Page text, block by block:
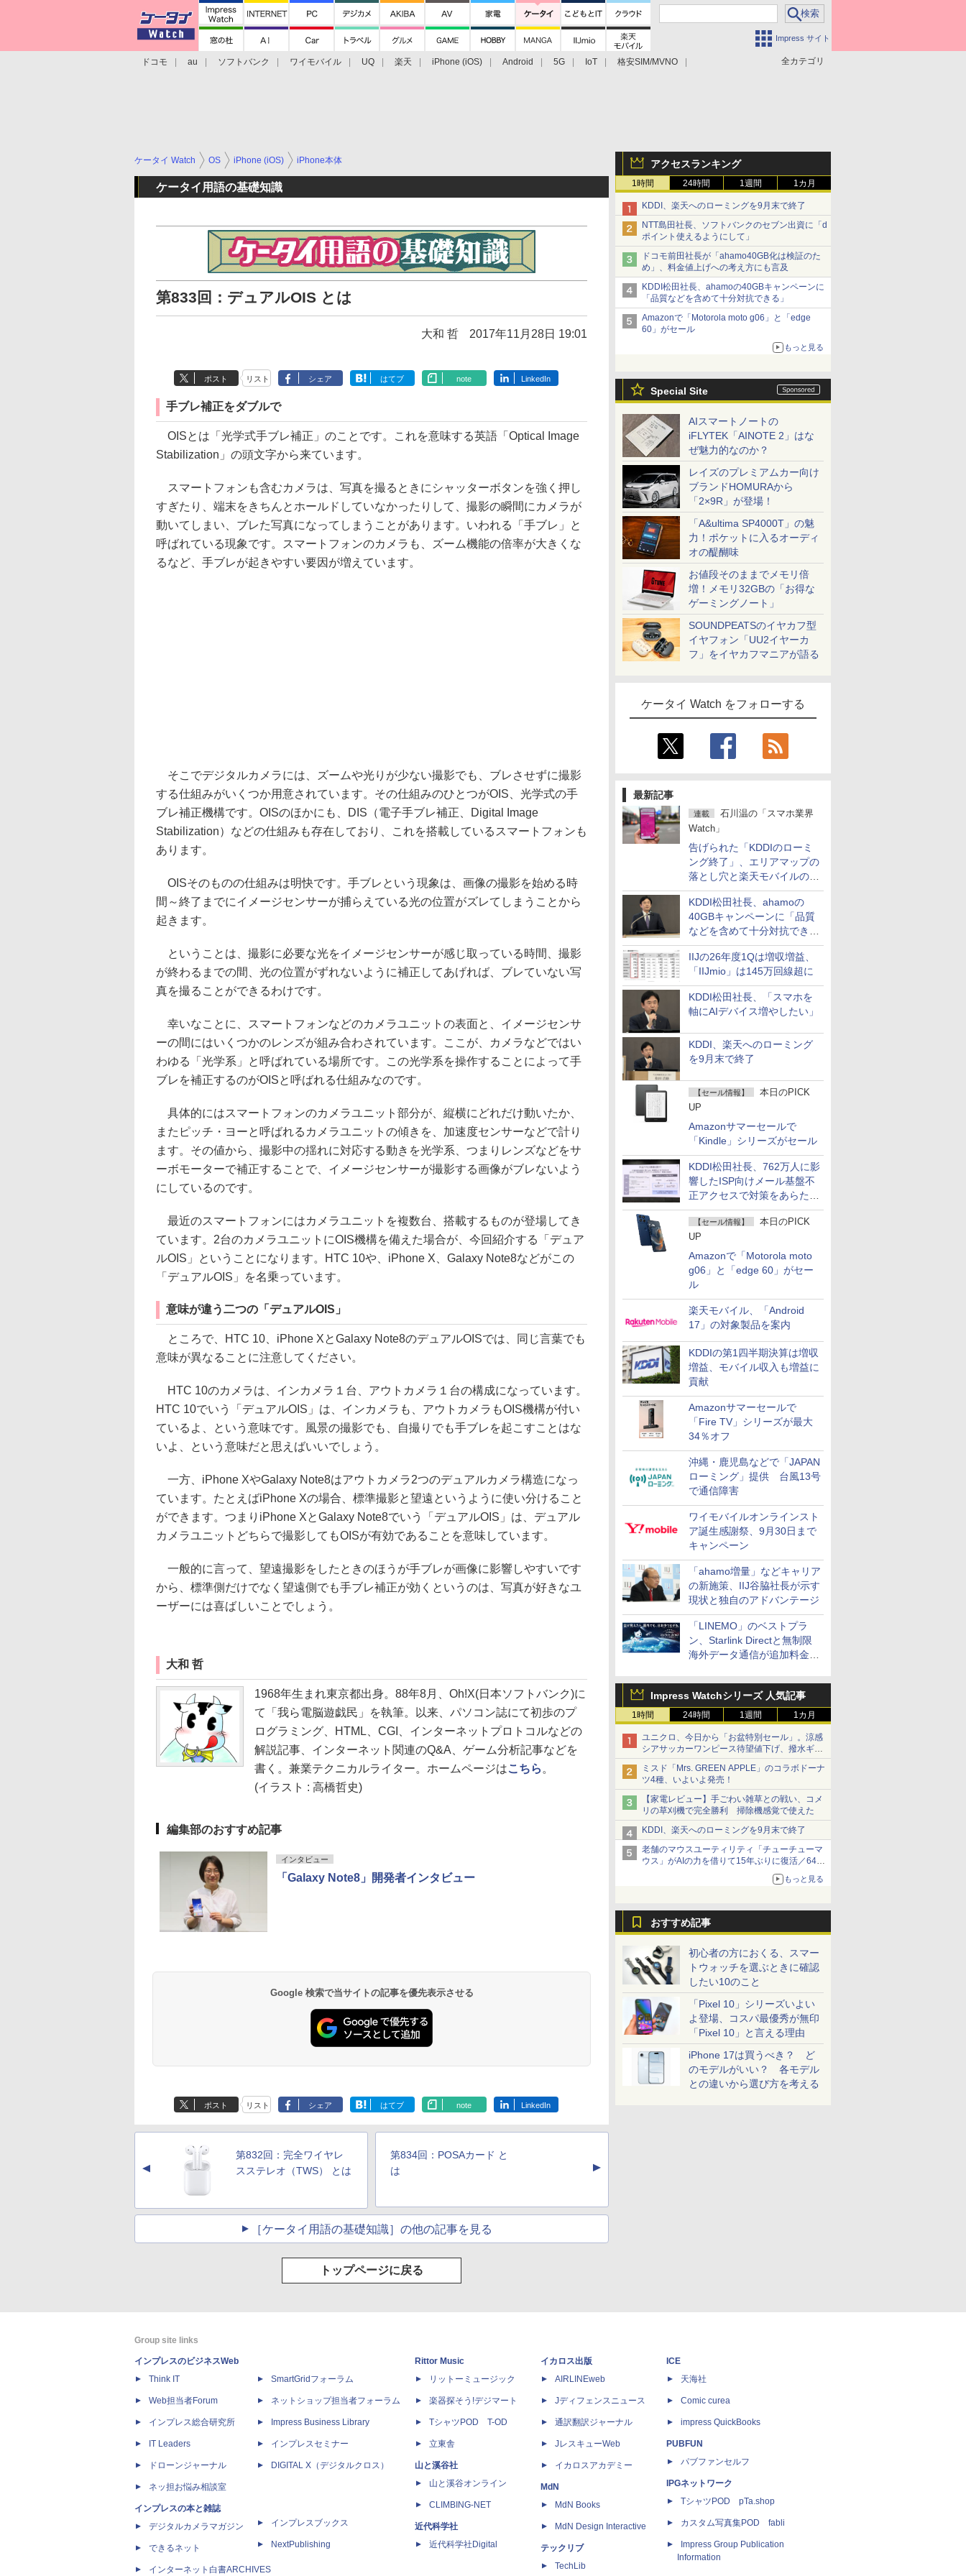
Impress サイト
全カテゴリ
ドコモ au ソフトバンク ワイモバイル UQ 楽天 iPhone (iOS) Android 5G IoT
格安SIM/MVNO
アクセスランキング
1時間 24時間 1週間 1カ月
KDDI、楽天へのローミングを9月末で終了
NTT島田社長、ソフトバンクのセブン出資に「d
ポイント使えるようにして」
ドコモ前田社長が「ahamo40GB化は検証のた
め」、料金値上げへの考え方にも言及
KDDI松田社長、ahamoの40GBキャンペーンに
「品質などを含めて十分対抗できる」
Amazonで「Motorola moto g06」と「edge
60」がセール
もっと見る
Special Site
AIスマートノートの
iFLYTEK「AINOTE 2」はな
ぜ魅力的なのか？
レイズのプレミアムカー向け
ブランドHOMURAから
「2×9R」が登場！
「A&ultima SP4000T」の魅
力！ポケットに入るオーディ
オの醍醐味
お値段そのままでメモリ倍
増！メモリ32GBの「お得な
ゲーミングノート」
SOUNDPEATSのイヤカフ型
イヤフォン「UU2イヤーカ
フ」をイヤカフマニアが語る
ケータイ Watch をフォローする
最新記事
連載
石川温の「スマホ業界
Watch」
告げられた「KDDIのローミ
ング終了」、エリアマップの
落とし穴と楽天モバイルの課
題
KDDI松田社長、ahamoの
40GBキャンペーンに「品質
などを含めて十分対抗でき
る」
IIJの26年度1Qは増収増益、
「IIJmio」は145万回線超に
KDDI松田社長、「スマホを
軸にAIデバイス増やしたい」
KDDI、楽天へのローミング
を9月末で終了
【セール情報】
本日のPICK
UP
Amazonサマーセールで
「Kindle」シリーズがセール
KDDI松田社長、762万人に影
響したISP向けメール基盤不
正アクセスで対策をあらため
て説明
【セール情報】
本日のPICK
UP
Amazonで「Motorola moto
g06」と「edge 60」がセー
ル
楽天モバイル、「Android
17」の対象製品を案内
KDDIの第1四半期決算は増収
増益、モバイル収入も増益に
貢献
Amazonサマーセールで
「Fire TV」シリーズが最大
34％オフ
沖縄・鹿児島などで「JAPAN
ローミング」提供 台風13号
で通信障害
ワイモバイルオンラインスト
ア誕生感謝祭、9月30日まで
キャンペーン
「ahamo増量」などキャリア
の新施策、IIJ谷脇社長が示す
現状と独自のアドバンテージ
「LINEMO」のベストプラ
ン、Starlink Directと無制限
海外データ通信が追加料金な
Impress Watchシリーズ 人気記事
1時間 24時間 1週間 1カ月
ユニクロ、今日から「お盆特別セール」。涼感
シアサッカーワンピース待望値下げ、撥水ギア
ショーツは1990円に
ミスド「Mrs. GREEN APPLE」のコラボドーナ
ツ4種、いよいよ発売！
【家電レビュー】手ごわい雑草との戦い、コメ
リの草刈機で完全勝利 掃除機感覚で使えた
KDDI、楽天へのローミングを9月末で終了
老舗のマウスユーティリティ「チューチューマ
ウス」がAIの力を借りて15年ぶりに復活／64bit
化、Windows 10/11、「Chrome」も走り回
る。復活記念で2026年末まで500円
もっと見る
おすすめ記事
初心者の方におくる、スマー
トウォッチを選ぶときに確認
したい10のこと
「Pixel 10」シリーズいよい
よ登場、コスパ最優秀が無印
「Pixel 10」と言える理由
iPhone 17は買うべき？ ど
のモデルがいい？ 各モデル
との違いから選び方を考える
ケータイ Watch OS iPhone (iOS) iPhone本体
ケータイ用語の基礎知識
第833回：デュアルOIS とは
大和 哲 2017年11月28日 19:01
ポスト リスト シェア はてブ note LinkedIn
手ブレ補正をダブルで
OISとは「光学式手ブレ補正」のことです。これを意味する英語「Optical Image
Stabilization」の頭文字から来ています。
スマートフォンも含むカメラは、写真を撮るときにシャッターボタンを強く押し
すぎたり、端末をきちんとホールドしていなかったりして、撮影の瞬間にカメラが
動いてしまい、ブレた写真になってしまうことがあります。いわれる「手ブレ」と
呼ばれている現象です。スマートフォンのカメラも、ズーム機能の倍率が大きくな
るなど、手ブレが起きやすい要因が増えています。
そこでデジタルカメラには、ズームや光りが少ない撮影でも、ブレさせずに撮影
する仕組みがいくつか用意されています。その仕組みのひとつがOIS、光学式の手
ブレ補正機構です。OISのほかにも、DIS（電子手ブレ補正、Digital Image
Stabilization）などの仕組みも存在しており、これを搭載しているスマートフォンも
あります。
OISそのものの仕組みは明快です。手ブレという現象は、画像の撮影を始める時
間～終了までにイメージセンサーが捕らえている光の位置がズレてしまうことから
起きます。
ということは、撮影に必要な光をイメージセンサーが感じ取っている時間、撮影
が終わるまでの間、光の位置がずれないように補正してあげれば、ブレていない写
真を撮ることができるわけです。
幸いなことに、スマートフォンなどのカメラユニットの表面と、イメージセンサ
ーの間にはいくつかのレンズが組み合わされています。ここが、カメラなどではい
わゆる「光学系」と呼ばれている場所です。この光学系を操作することによって手
ブレを補正するのがOISと呼ばれる仕組みなのです。
具体的にはスマートフォンのカメラユニット部分が、縦横にどれだけ動いたか、
またピッチ・ヨーと呼ばれるカメラユニットの傾きを、加速度センサーなどで計り
ます。その値から、撮影中の揺れに対応する動きを光学系、つまりレンズなどをサ
ーボモーターで補正することで、イメージセンサーが撮影する画像がブレないよう
にしているのです。
最近のスマートフォンにはカメラユニットを複数台、搭載するものが登場してき
ています。2台のカメラユニットにOIS機構を備えた場合が、今回紹介する「デュア
ルOIS」ということになります。HTC 10や、iPhone X、Galaxy Note8などがこの
「デュアルOIS」を名乗っています。
意味が違う二つの「デュアルOIS」
ところで、HTC 10、iPhone XとGalaxy Note8のデュアルOISでは、同じ言葉でも
意味が異なることに注意してください。
HTC 10のカメラは、インカメラ１台、アウトカメラ１台の構成になっています。
HTC 10でいう「デュアルOIS」は、インカメラも、アウトカメラもOIS機構が付い
ているよ、という意味です。風景の撮影でも、自撮りでも手ブレを起こすことはな
いよ、という意味だと思えばいいでしょう。
一方、iPhone XやGalaxy Note8はアウトカメラ2つのデュアルカメラ構造になっ
ています。たとえばiPhone Xの場合、標準撮影と望遠というように使い分けること
ができます。つまりiPhone XとGalaxy Note8でいう「デュアルOIS」は、デュアル
カメラユニットどちらで撮影してもOISが有効であることを意味しています。
一般的に言って、望遠撮影をしたときのほうが手ブレが画像に影響しやすいです
から、標準側だけでなく望遠側でも手ブレ補正が効くというのは、写真が好きなユ
ーザーには喜ばしいことでしょう。
大和 哲
1968年生まれ東京都出身。88年8月、Oh!X(日本ソフトバンク)に
て「我ら電脳遊戯民」を執筆。以来、パソコン誌にて初歩のプ
ログラミング、HTML、CGI、インターネットプロトコルなどの
解説記事、インターネット関連のQ&A、ゲーム分析記事などを
書く。兼業テクニカルライター。ホームページはこちら 。
(イラスト : 高橋哲史)
編集部のおすすめ記事
インタビュー
「Galaxy Note8」開発者インタビュー
Google 検索で当サイトの記事を優先表示させる
ポスト リスト シェア はてブ note LinkedIn
▲
第832回：完全ワイヤレ
スステレオ（TWS） とは
第834回：POSAカード と
は
▲
［ケータイ用語の基礎知識］の他の記事を見る
トップページに戻る
Group site links
インプレスのビジネスWeb
Think IT
Web担当者Forum
インプレス総合研究所
IT Leaders
ドローンジャーナル
ネッ担お悩み相談室
インプレスの本と雑誌
デジタルカメラマガジン
できるネット
インターネット白書ARCHIVES
SmartGridフォーラム
ネットショップ担当者フォーラム
Impress Business Library
インプレスセミナー
DIGITAL X（デジタルクロス）
インプレスブックス
NextPublishing
Rittor Music
リットーミュージック
楽器探そう!デジマート
TシャツPOD T-OD
立東舎
山と溪谷社
山と溪谷オンライン
CLIMBING-NET
近代科学社
近代科学社Digital
イカロス出版
AIRLINEweb
Jディフェンスニュース
通訳翻訳ジャーナル
JレスキューWeb
イカロスアカデミー
MdN
MdN Books
MdN Design Interactive
テックリブ
TechLib
ICE
天海社
Comic curea
impress QuickBooks
PUBFUN
パブファンセルフ
IPGネットワーク
TシャツPOD pTa.shop
カスタム写真集POD fabli
Impress Group Publication
Information